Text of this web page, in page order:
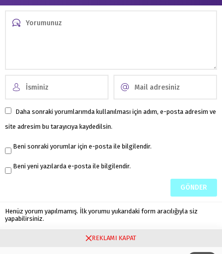
Daha sonraki yorumlarımda kullanılması için adım, e-posta adresim ve
site adresim bu tarayıcıya kaydedilsin.
Beni sonraki yorumlar için e-posta ile bilgilendir.
Beni yeni yazılarda e-posta ile bilgilendir.
Henüz yorum yapılmamış. İlk yorumu yukarıdaki form aracılığıyla siz
yapabilirsiniz.
Kullanım Şartları
REKLAMI KAPAT